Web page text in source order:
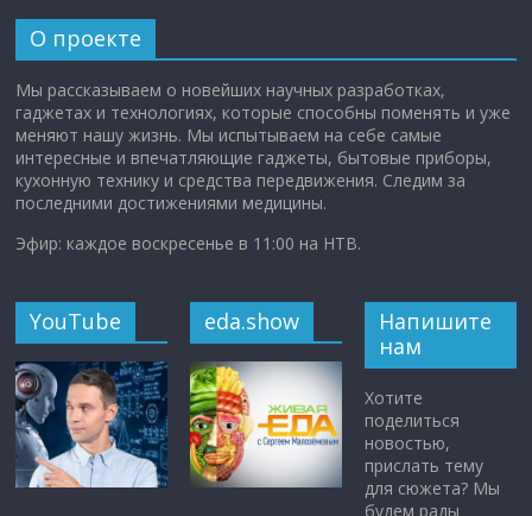
О проекте
Мы рассказываем о новейших научных разработках,
гаджетах и технологиях, которые способны поменять и уже
меняют нашу жизнь. Мы испытываем на себе самые
интересные и впечатляющие гаджеты, бытовые приборы,
кухонную технику и средства передвижения. Следим за
последними достижениями медицины.
Эфир: каждое воскресенье в 11:00 на НТВ.
YouTube eda.show
Напишите
нам
Хотите
поделиться
новостью,
прислать тему
для сюжета? Мы
будем рады